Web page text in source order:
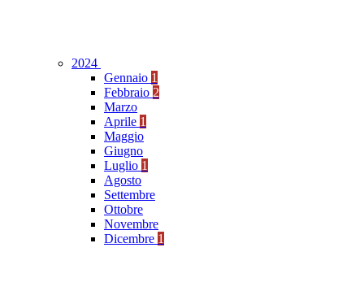
2024
Gennaio 1
Febbraio 2
Marzo
Aprile 1
Maggio
Giugno
Luglio 1
Agosto
Settembre
Ottobre
Novembre
Dicembre 1